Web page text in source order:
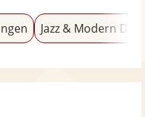
Jazz & Modern